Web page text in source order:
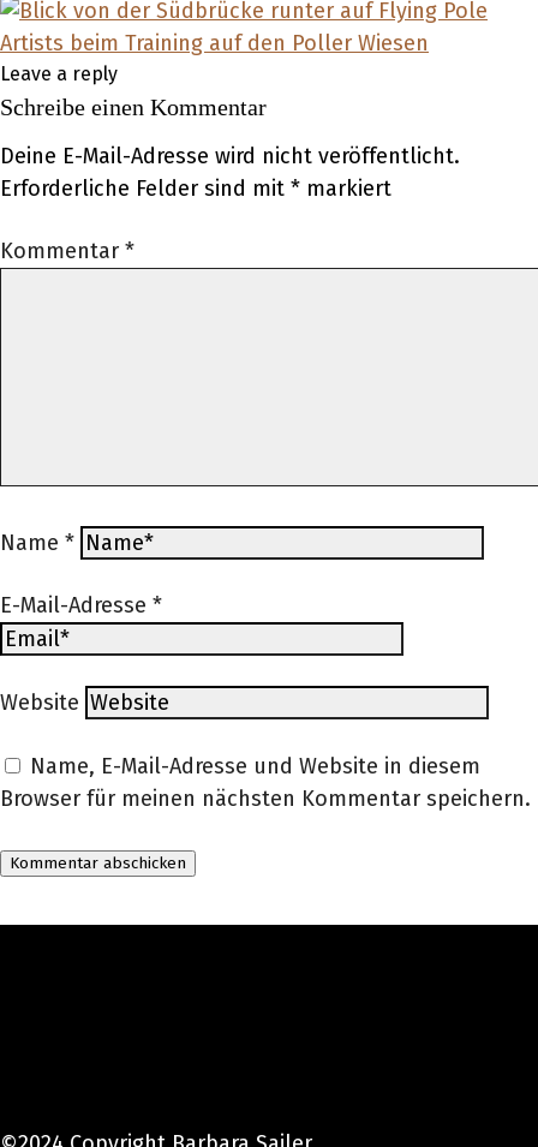
Leave a reply
Schreibe einen Kommentar
Deine E-Mail-Adresse wird nicht veröffentlicht.
Erforderliche Felder sind mit * markiert
Kommentar *
Name *
E-Mail-Adresse *
Website
Name, E-Mail-Adresse und Website in diesem
Browser für meinen nächsten Kommentar speichern.